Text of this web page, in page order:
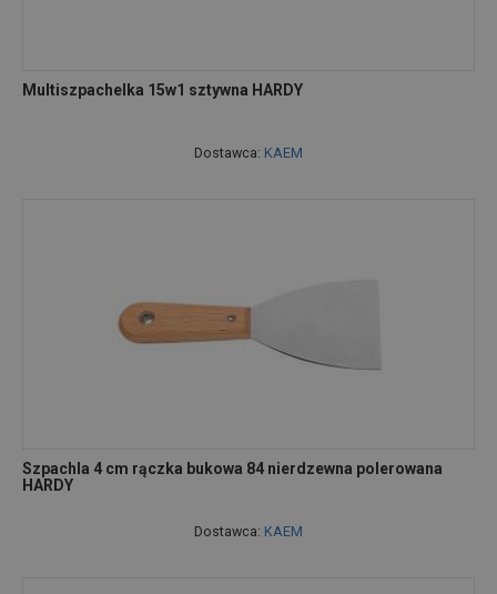
Multiszpachelka 15w1 sztywna HARDY
Dostawca: KAEM
Szpachla 4 cm rączka bukowa 84 nierdzewna polerowana
HARDY
Dostawca: KAEM